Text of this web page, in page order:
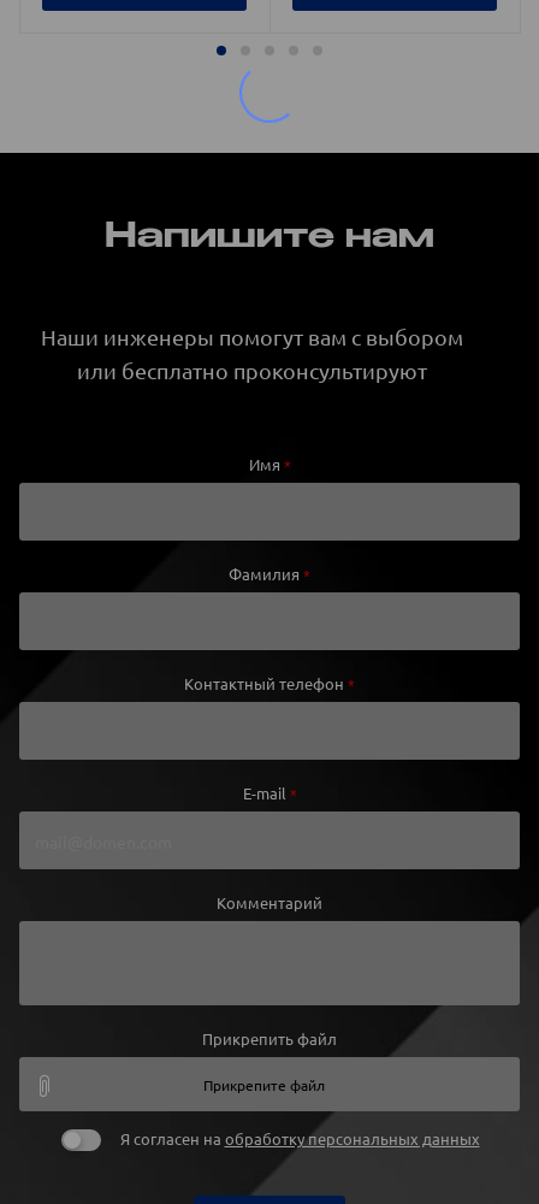
Напишите нам
Наши инженеры помогут вам с выбором
или бесплатно проконсультируют
Имя *
Фамилия *
Контактный телефон *
E-mail *
Комментарий
Прикрепить файл
Прикрепите файл
Я согласен на обработку персональных данных